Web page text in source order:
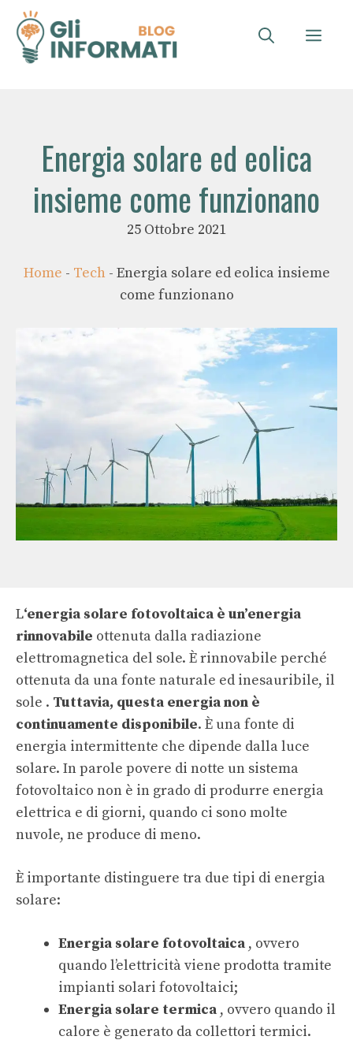
contenuto
Energia solare ed eolica
insieme come funzionano
25 Ottobre 2021
Home - Tech- Energia solare ed eolica insieme
come funzionano
L‘energia solare fotovoltaica è un’energia
rinnovabile ottenuta dalla radiazione
elettromagnetica del sole. È rinnovabile perché
ottenuta da una fonte naturale ed inesauribile, il
sole . Tuttavia, questa energia non è
continuamente disponibile. È una fonte di
energia intermittente che dipende dalla luce
solare. In parole povere di notte un sistema
fotovoltaico non è in grado di produrre energia
elettrica e di giorni, quando ci sono molte
nuvole, ne produce di meno.
È importante distinguere tra due tipi di energia
solare:
Energia solare fotovoltaica , ovvero
quando l’elettricità viene prodotta tramite
impianti solari fotovoltaici;
Energia solare termica , ovvero quando il
calore è generato da collettori termici.